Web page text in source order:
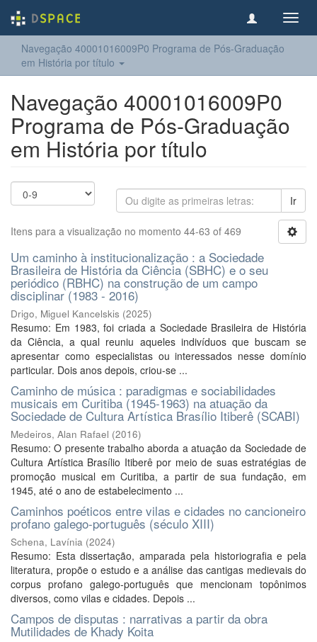
Navegação 40001016009P0 Programa de Pós-Graduação
em História por título
Navegação 40001016009P0
Programa de Pós-Graduação
em História por título
Ir
Itens para a visualização no momento 44-63 of 469
Um caminho à institucionalização : a Sociedade
Brasileira de História da Ciência (SBHC) e o seu
periódico (RBHC) na construção de um campo
disciplinar (1983 - 2016)
Drigo, Miguel Kancelskis (2025)
Resumo: Em 1983, foi criada a Sociedade Brasileira de História
da Ciência, a qual reuniu aqueles indivíduos que buscam se
apresentar como especialistas ou interessados nesse domínio
particular. Dois anos depois, criou-se ...
Caminho de música : paradigmas e sociabilidades
musicais em Curitiba (1945-1963) na atuação da
Sociedade de Cultura Artística Brasílio Itiberê (SCABI)
Medeiros, Alan Rafael (2016)
Resumo: O presente trabalho aborda a atuação da Sociedade de
Cultura Artística Brasílio Itiberê por meio de suas estratégias de
promoção musical em Curitiba, a partir de sua fundação, em
1945, até o ano de estabelecimento ...
Caminhos poéticos entre vilas e cidades no cancioneiro
profano galego-português (século XIII)
Schena, Lavínia (2024)
Resumo: Esta dissertação, amparada pela historiografia e pela
literatura, propõe o estudo e a análise das cantigas medievais do
corpus profano galego-português que mencionam topônimos
diversos, como vilas e cidades. Depois ...
Campos de disputas : narrativas a partir da obra
Mutilidades de Khady Koita